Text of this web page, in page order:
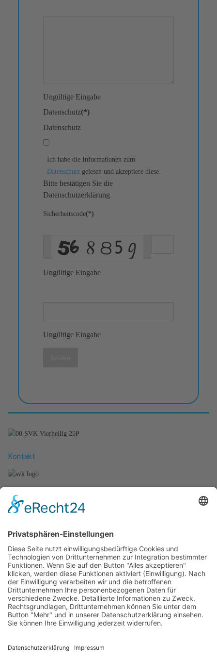
Ungültige Eingabe
Datenschutz(*)
Datenschutz
Ich habe die Informationen zum
Datenschutzgelesen und akzeptiere diese.
Bitte bestätigen Sie die
Datenschutzerklärung
Sicherheitscode(*)
Ungültige Eingabe
Ungültige Eingabe
Kontakt
Künzeller Str. 26 b
36093 Künzell
Mobil.: +49 (170) - 2721292
E-Mail.: info@svk-schwimmschule.de
Unsere Kurse
-Säuglings- und Babyschwimmen
- Kleinkindschwimmen
-Kinderanfänger - Schwimmkurse
-Erwachsenenanfänger - Schwimmkurse
Impressum